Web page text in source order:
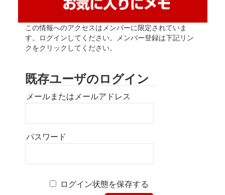
この情報へのアクセスはメンバーに限定されていま
す。ログインしてください。メンバー登録は下記リン
クをクリックしてください。
既存ユーザのログイン
メールまたはメールアドレス
パスワード
ログイン状態を保存する